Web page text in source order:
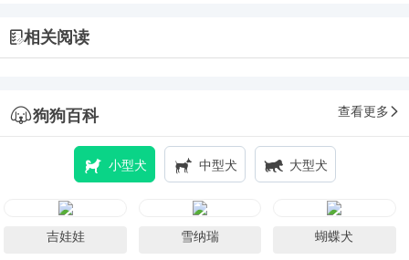
相关阅读
狗狗百科 查看更多
小型犬 中型犬 大型犬
吉娃娃 雪纳瑞 蝴蝶犬